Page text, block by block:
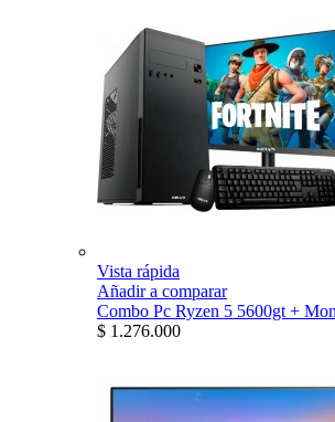
Vista rápida
Añadir a comparar
Combo Pc Ryzen 5 5600gt +
$ 1.276.000